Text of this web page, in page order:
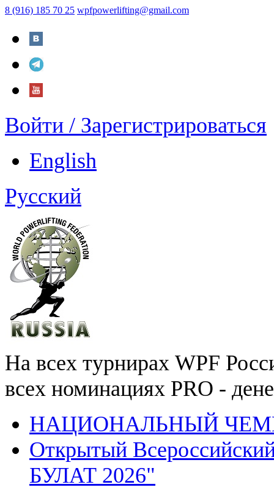
8 (916) 185 70 25 wpfpowerlifting@gmail.com
Войти / Зарегистрироваться
English
Русский
На всех турнирах WPF
всех номинациях PRO -
НАЦИОНАЛЬНЫЙ
Открытый
БУЛАТ 2026"